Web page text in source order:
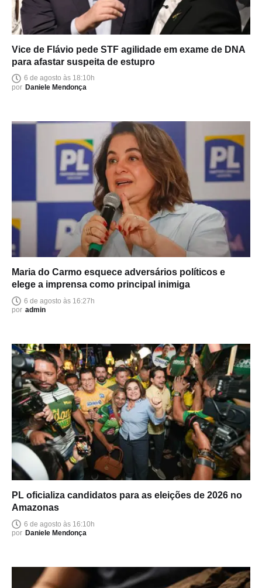
Vice de Flávio pede STF agilidade em exame de DNA
para afastar suspeita de estupro
6 de agosto às 18:10h
por Daniele Mendonça
Maria do Carmo esquece adversários políticos e
elege a imprensa como principal inimiga
6 de agosto às 16:27h
por admin
PL oficializa candidatos para as eleições de 2026 no
Amazonas
6 de agosto às 16:10h
por Daniele Mendonça